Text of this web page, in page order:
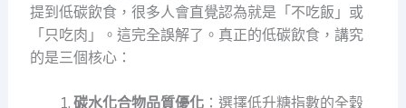
提到低碳飲食，很多人會直覺認為就是「不吃飯」或
「只吃肉」。這完全誤解了。真正的低碳飲食，講究
的是三個核心：
碳水化合物品質優化：選擇低升糖指數的全穀